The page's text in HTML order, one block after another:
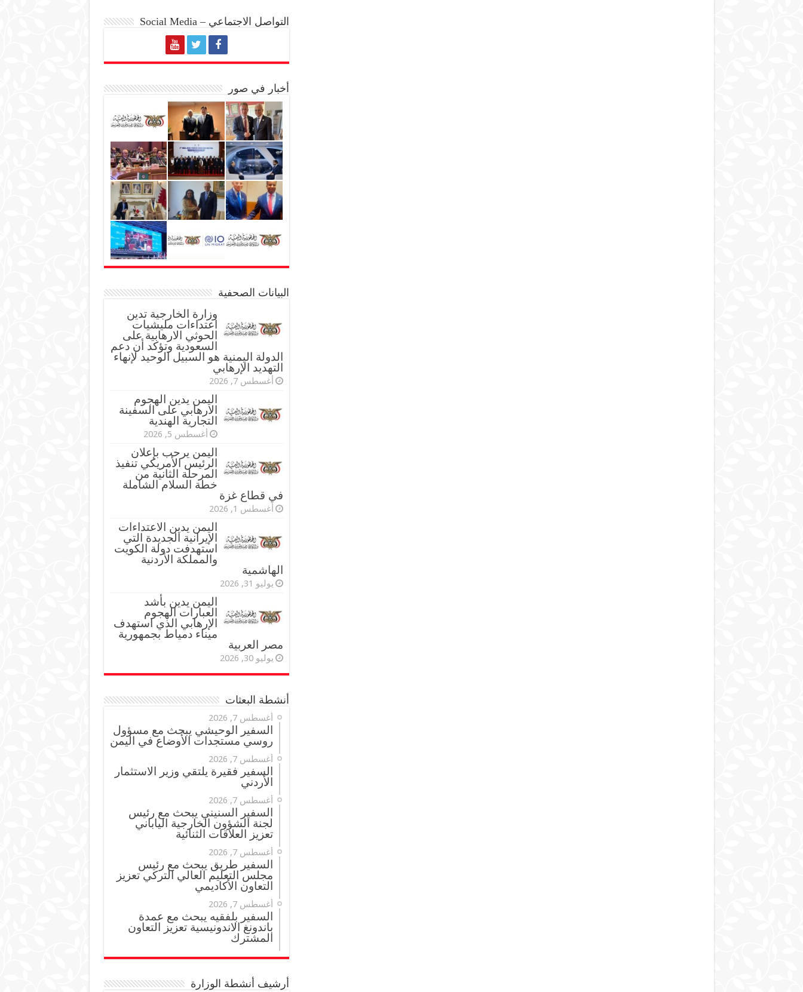
التواصل الاجتماعي – Social Media
أخبار في صور
البيانات الصحفية
وزارة الخارجية تدين
اعتداءات مليشيات
الحوثي الارهابية على
السعودية وتؤكد أن دعم
الدولة اليمنية هو السبيل الوحيد لإنهاء
التهديد الإرهابي
أغسطس 7, 2026
اليمن يدين الهجوم
الارهابي على السفينة
التجارية الهندية
أغسطس 5, 2026
اليمن يرحب بإعلان
الرئيس الأمريكي تنفيذ
المرحلة الثانية من
خطة السلام الشاملة
في قطاع غزة
أغسطس 1, 2026
اليمن يدين الاعتداءات
الإيرانية الجديدة التي
استهدفت دولة الكويت
والمملكة الأردنية
الهاشمية
يوليو 31, 2026
اليمن يدين بأشد
العبارات الهجوم
الإرهابي الذي استهدف
ميناء دمياط بجمهورية
مصر العربية
يوليو 30, 2026
أنشطة البعثات
أغسطس 7, 2026
السفير الوحيشي يبحث مع مسؤول
روسي مستجدات الأوضاع في اليمن
أغسطس 7, 2026
السفير فقيرة يلتقي وزير الاستثمار
الأردني
أغسطس 7, 2026
السفير السنيني يبحث مع رئيس
لجنة الشؤون الخارجية الياباني
تعزيز العلاقات الثنائية
أغسطس 7, 2026
السفير طريق يبحث مع رئيس
مجلس التعليم العالي التركي تعزيز
التعاون الأكاديمي
أغسطس 7, 2026
السفير بلفقيه يبحث مع عمدة
باندونغ الاندونيسية تعزيز التعاون
المشترك
أرشيف أنشطة الوزارة